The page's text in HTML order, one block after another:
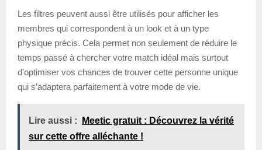
Les filtres peuvent aussi être utilisés pour afficher les
membres qui correspondent à un look et à un type
physique précis. Cela permet non seulement de réduire le
temps passé à chercher votre match idéal mais surtout
d’optimiser vos chances de trouver cette personne unique
qui s’adaptera parfaitement à votre mode de vie.
Lire aussi :
Meetic gratuit : Découvrez la vérité
sur cette offre alléchante !